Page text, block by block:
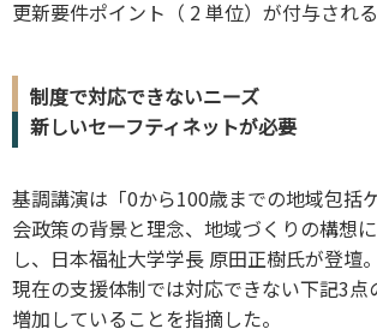
更新要件ポイント（ 2 単位）が付与される
制度で対応できないニーズ
新しいセーフティネットが必要
基調講演は「0から100歳までの地域包括
会政策の背景と理念、地域づくりの構想
し、日本福祉大学学長 原田正樹氏が登壇
現在の支援体制では対応できない下記3点
増加していることを指摘した。